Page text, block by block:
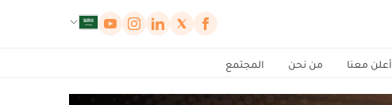
أعلن معنا من نحن المجتمع
لوحة إدارة ملفات تعريف الارتباط